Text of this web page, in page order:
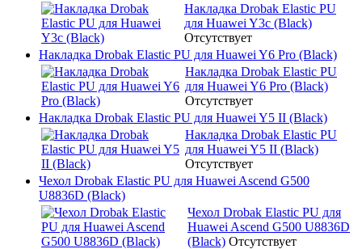
Накладка Drobak Elastic PU
для Huawei Y3c (Black)
Отсутствует
Накладка Drobak Elastic PU для Huawei Y6 Pro (Black)
Накладка Drobak Elastic PU
для Huawei Y6 Pro (Black)
Отсутствует
Накладка Drobak Elastic PU для Huawei Y5 II (Black)
Накладка Drobak Elastic PU
для Huawei Y5 II (Black)
Отсутствует
Чехол Drobak Elastic PU для Huawei Ascend G500
U8836D (Black)
Чехол Drobak Elastic PU для
Huawei Ascend G500 U8836D
(Black) Отсутствует